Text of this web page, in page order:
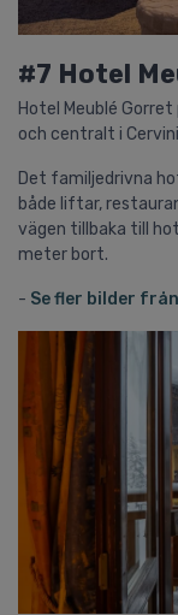
#7 Hotel
Hotel Meublé
och centralt i
Det familjedrivna
både liftar,
vägen tillbaka till
meter bort.
- Se fler bilder